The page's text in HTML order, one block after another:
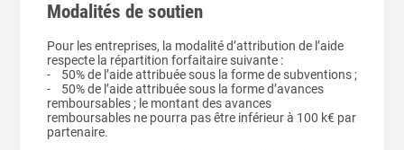
Modalités de soutien
Pour les entreprises, la modalité d’attribution de l’aide
respecte la répartition forfaitaire suivante :
- 50% de l’aide attribuée sous la forme de subventions ;
- 50% de l’aide attribuée sous la forme d’avances
remboursables ; le montant des avances
remboursables ne pourra pas être inférieur à 100 k€ par
partenaire.